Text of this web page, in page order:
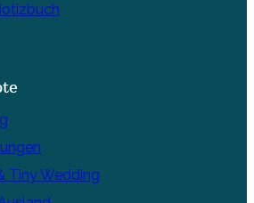
Tiny Wedding